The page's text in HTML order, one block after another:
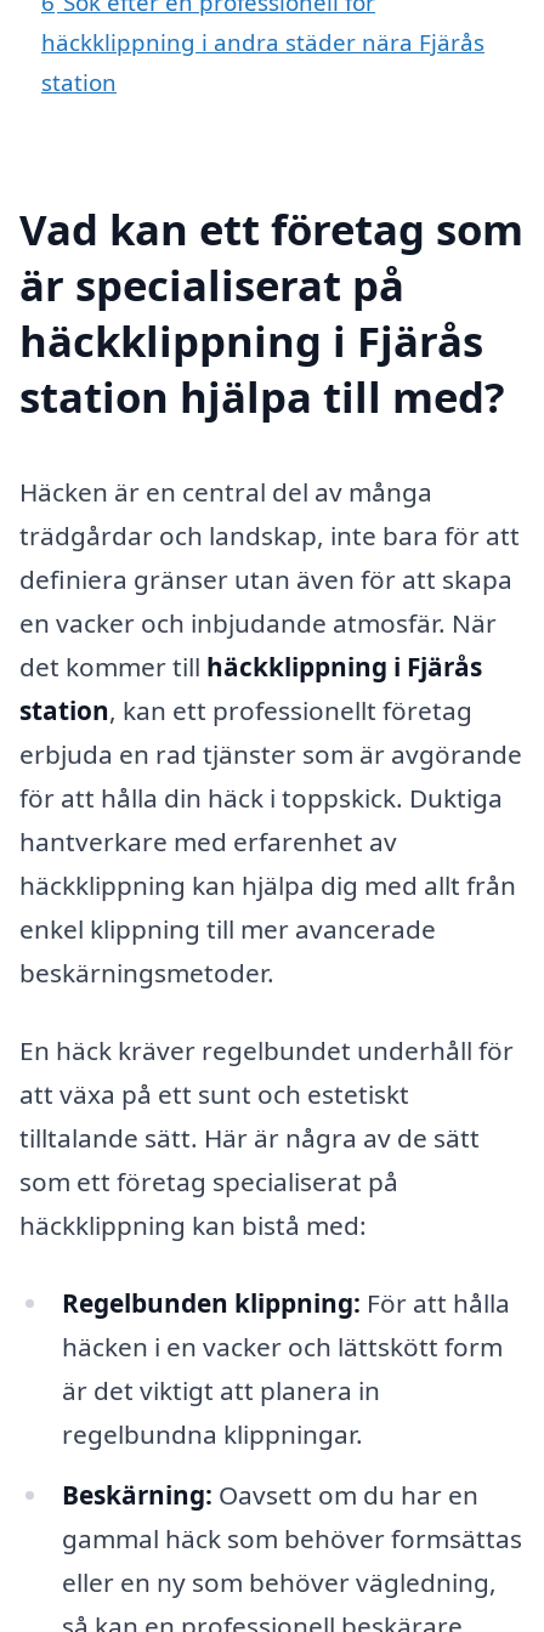
häckklippning i andra städer nära Fjärås
station
Vad kan ett företag som
är specialiserat på
häckklippning i Fjärås
station hjälpa till med?
Häcken är en central del av många
trädgårdar och landskap, inte bara för att
definiera gränser utan även för att skapa
en vacker och inbjudande atmosfär. När
det kommer till häckklippning i Fjärås
station, kan ett professionellt företag
erbjuda en rad tjänster som är avgörande
för att hålla din häck i toppskick. Duktiga
hantverkare med erfarenhet av
häckklippning kan hjälpa dig med allt från
enkel klippning till mer avancerade
beskärningsmetoder.
En häck kräver regelbundet underhåll för
att växa på ett sunt och estetiskt
tilltalande sätt. Här är några av de sätt
som ett företag specialiserat på
häckklippning kan bistå med:
Regelbunden klippning: För att hålla
häcken i en vacker och lättskött form
är det viktigt att planera in
regelbundna klippningar.
Beskärning: Oavsett om du har en
gammal häck som behöver formsättas
eller en ny som behöver vägledning,